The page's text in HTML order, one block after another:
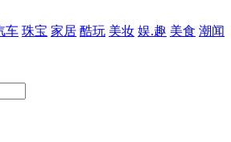
车 珠宝 家居 酷玩 美妆 娱.趣 美食 潮闻